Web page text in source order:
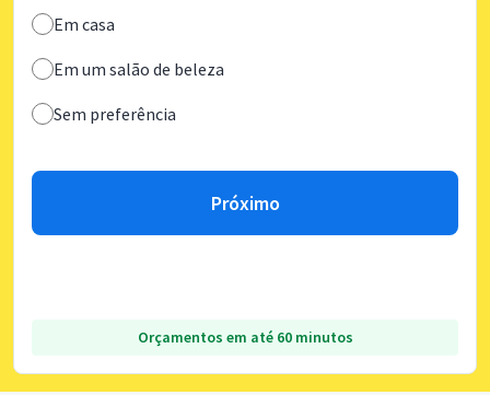
Em casa
Em um salão de beleza
Sem preferência
Próximo
Orçamentos em até 60 minutos